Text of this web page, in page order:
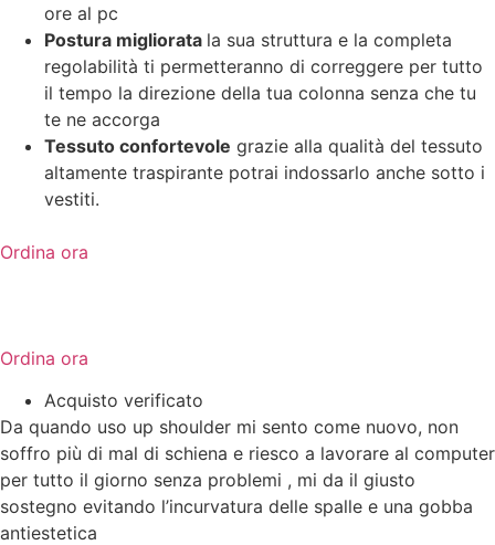
ore al pc
Postura migliorata la sua struttura e la completa
regolabilità ti permetteranno di correggere per tutto
il tempo la direzione della tua colonna senza che tu
te ne accorga
Tessuto confortevole grazie alla qualità del tessuto
altamente traspirante potrai indossarlo anche sotto i
vestiti.
Ordina ora
Ordina ora
Acquisto verificato
Da quando uso up shoulder mi sento come nuovo, non
soffro più di mal di schiena e riesco a lavorare al computer
per tutto il giorno senza problemi , mi da il giusto
sostegno evitando l’incurvatura delle spalle e una gobba
antiestetica